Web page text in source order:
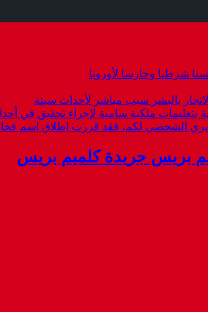
شرطيا وحارسا لأوروبا
بالبشر سبب مباشر لأحداث سبتة
بتعليمات ملكية سامية لإجراء تحقيق في
الشخصي لكم، فقد قررت إطلاق إسم
بريس جريدة كلميم بريس